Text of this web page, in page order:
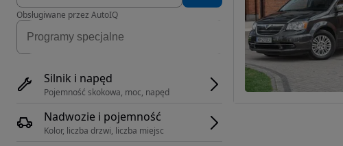
Obsługiwane przez AutoIQ
Silnik i napęd
Pojemność skokowa, moc, napęd
Nadwozie i pojemność
Kolor, liczba drzwi, liczba miejsc